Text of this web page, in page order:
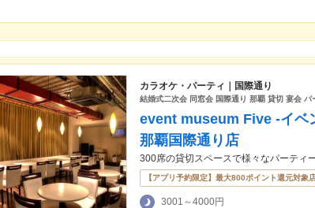
カラオケ・パーティ｜国際通り
結婚式二次会 同窓会 国際通り 那覇 貸切 宴会 パ
event museum Five -イ
那覇国際通り店
300席の貸切スペースで様々なパーティ
【アプリ予約限定】最大800ポイント還元対象
3001～4000円